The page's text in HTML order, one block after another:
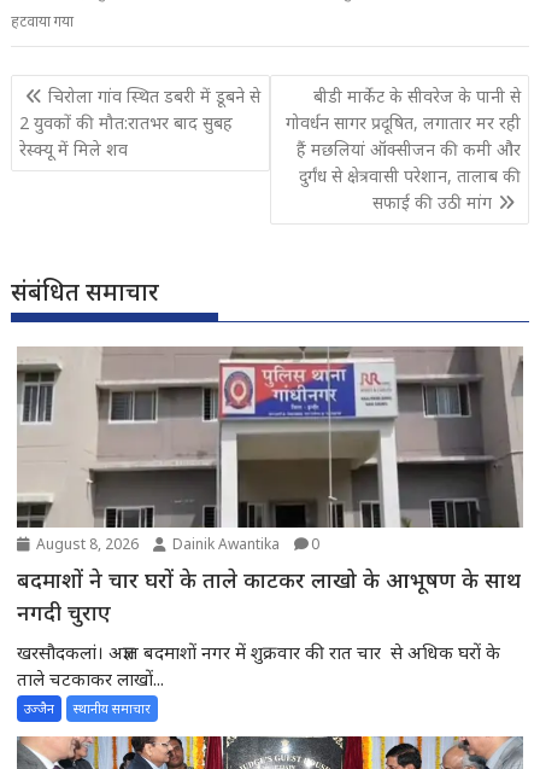
हटवाया गया
Post
navigation
चिरोला गांव स्थित डबरी में डूबने से
2 युवकों की मौत:रातभर बाद सुबह
रेस्क्यू में मिले शव
बीडी मार्केट के सीवरेज के पानी से
गोवर्धन सागर प्रदूषित, लगातार मर रही
हैं मछलियां ऑक्सीजन की कमी और
दुर्गंध से क्षेत्रवासी परेशान, तालाब की
सफाई की उठी मांग
संबंधित समाचार
August 8, 2026 Dainik Awantika 0
बदमाशों ने चार घरों के ताले काटकर लाखो के आभूषण के साथ
नगदी चुराए
खरसौदकलां। अज्ञात बदमाशों नगर में शुक्रवार की रात चार से अधिक घरों के
ताले चटकाकर लाखों...
उज्जैन स्थानीय समाचार